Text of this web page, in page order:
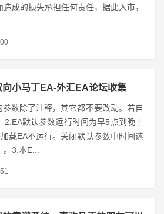
成的损失承担任何责任，据此入市，
向小马丁EA-外汇EA论坛收集
数除了注释，其它都不要改动。若自
2.EA默认参数运行时间为早5点到晚上
载EA不运行。关闭默认参数中时间选
3.本E...